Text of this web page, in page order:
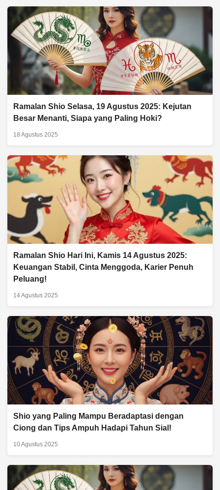
Ramalan Shio Selasa, 19 Agustus 2025: Kejutan
Besar Menanti, Siapa yang Paling Hoki?
18 Agustus 2025
Ramalan Shio Hari Ini, Kamis 14 Agustus 2025:
Keuangan Stabil, Cinta Menggoda, Karier Penuh
Peluang!
14 Agustus 2025
Shio yang Paling Mampu Beradaptasi dengan
Ciong dan Tips Ampuh Hadapi Tahun Sial!
10 Agustus 2025